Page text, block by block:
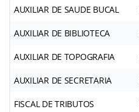
AUXILIAR DE SAUDE BUCAL
AUXILIAR DE BIBLIOTECA
AUXILIAR DE TOPOGRAFIA
AUXILIAR DE SECRETARIA
FISCAL DE TRIBUTOS